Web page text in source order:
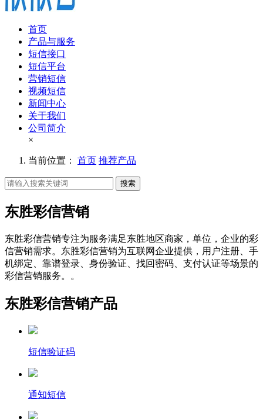
首页
产品与服务
短信接口
短信平台
营销短信
视频短信
新闻中心
关于我们
公司简介
×
当前位置： 首页 推荐产品
搜索
东胜彩信营销
东胜彩信营销专注为服务满足东胜地区商家，单位，企业的彩
信营销需求。东胜彩信营销为互联网企业提供，用户注册、手
机绑定、靠谱登录、身份验证、找回密码、支付认证等场景的
彩信营销服务。。
东胜彩信营销产品
短信验证码
通知短信